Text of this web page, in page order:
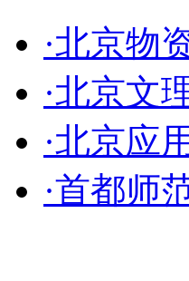
·北京物
·北京文
·北京应
·首都师